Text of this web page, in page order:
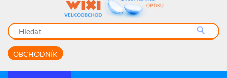
OBCHODNÍK